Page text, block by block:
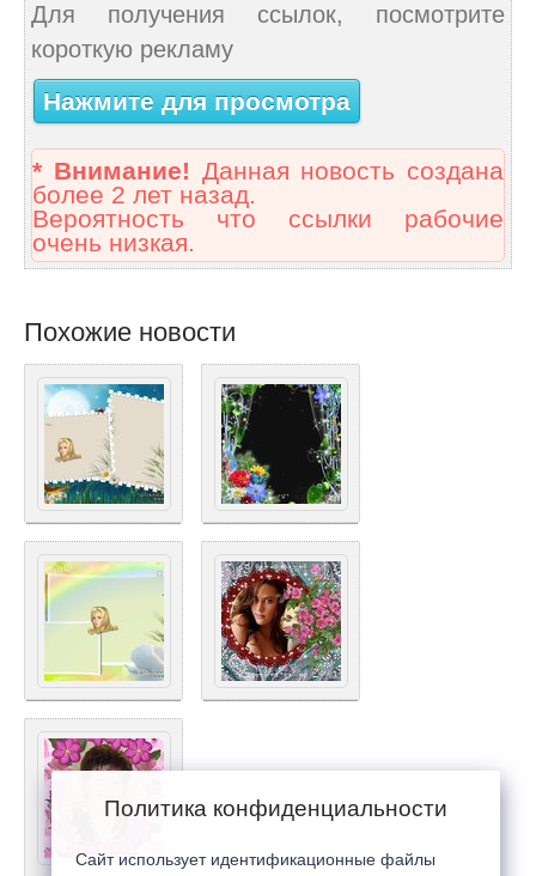
Для получения ссылок, посмотрите
короткую рекламу
Нажмите для просмотра
* Внимание! Данная новость создана
более 2 лет назад.
Вероятность что ссылки рабочие
очень низкая.
Похожие новости
Политика конфиденциальности
Сайт использует идентификационные файлы